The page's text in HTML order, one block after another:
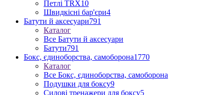
Петлі TRX10
Швидкісні бар'єри4
Батути й аксесуари791
Каталог
Все Батути й аксесуари
Батути791
Бокс, єдиноборства, самоборона1770
Каталог
Все Бокс, єдиноборства, самоборона
Подушки для боксу9
Силові тренажери для боксу5